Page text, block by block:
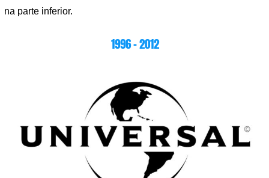
na parte inferior.
1996 – 2012